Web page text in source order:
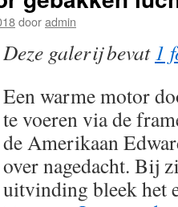
dooradmin
Deze galerij bevat1
Een warme motor
te voeren via de
de Amerikaan
over nagedacht. Bij
uitvinding bleek het